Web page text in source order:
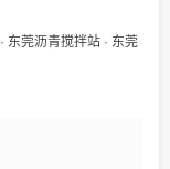
· 东莞沥青搅拌站 · 东莞